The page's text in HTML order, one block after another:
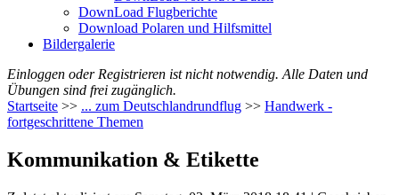
DownLoad Flugberichte
Download Polaren und Hilfsmittel
Bildergalerie
Einloggen oder Registrieren ist nicht notwendig. Alle Daten und
Übungen sind frei zugänglich.
Startseite >> ... zum Deutschlandrundflug >> Handwerk -
fortgeschrittene Themen
Kommunikation & Etikette